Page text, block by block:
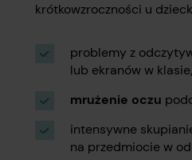
krótkowzroczności u
problemy z
lub ekranów w klasie,
mrużenie oczu
intensywne
na przedmiocie w